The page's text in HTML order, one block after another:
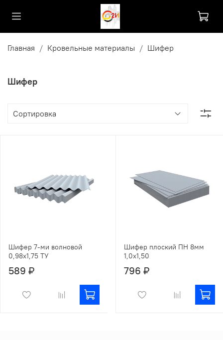
Главная Кровельные материалы Шифер
Шифер
Шифер 7-ми волновой
0,98х1,75 ТУ
589 ₽
Шифер плоский ПН 8мм
1,0х1,50
796 ₽